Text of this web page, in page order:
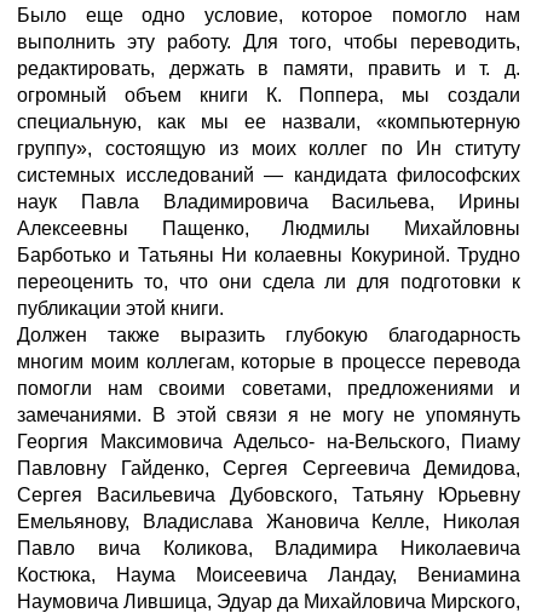
Было еще одно условие, которое помогло нам
выполнить эту работу. Для того, чтобы переводить,
редактировать, держать в памяти, править и т. д.
огромный объем книги К. Поппера, мы создали
специальную, как мы ее назвали, «компьютерную
группу», состоящую из моих коллег по Ин ституту
системных исследований — кандидата философских
наук Павла Владимировича Васильева, Ирины
Алексеевны Пащенко, Людмилы Михайловны
Барботько и Татьяны Ни колаевны Кокуриной. Трудно
переоценить то, что они сдела ли для подготовки к
публикации этой книги.
Должен также выразить глубокую благодарность
многим моим коллегам, которые в процессе перевода
помогли нам своими советами, предложениями и
замечаниями. В этой связи я не могу не упомянуть
Георгия Максимовича Адельсо- на-Вельского, Пиаму
Павловну Гайденко, Сергея Сергеевича Демидова,
Сергея Васильевича Дубовского, Татьяну Юрьевну
Емельянову, Владислава Жановича Келле, Николая
Павло вича Коликова, Владимира Николаевича
Костюка, Наума Моисеевича Ландау, Вениамина
Наумовича Лившица, Эдуар да Михайловича Мирского,